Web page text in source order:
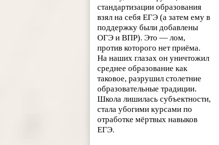
стандартизации образования
взял на себя ЕГЭ (а затем ему в
поддержку были добавлены
ОГЭ и ВПР). Это — лом,
против которого нет приёма.
На наших глазах он уничтожил
среднее образование как
таковое, разрушил столетние
образовательные традиции.
Школа лишилась субъектности,
стала убогими курсами по
отработке мёртвых навыков
ЕГЭ.